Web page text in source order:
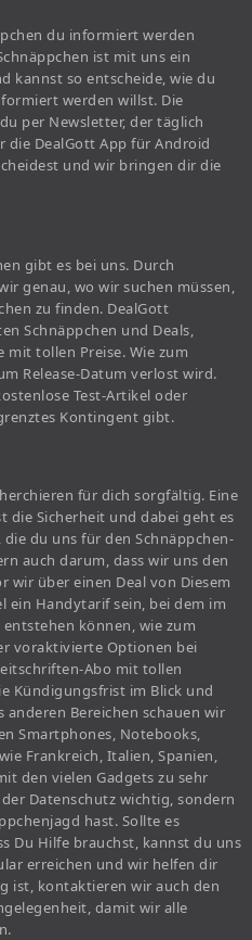
du informiert werden
ist mit uns ein
kannst so entscheide, wie du
werden willst. Die
per Newsletter, der täglich
die DealGott App für Android
und wir bringen dir die
gibt es bei uns. Durch
genau, wo wir suchen müssen,
zu finden. DealGott
Schnäppchen und Deals,
mit tollen Preise. Wie zum
Release-Datum verlost wird.
Test-Artikel oder
Kontingent gibt.
für dich sorgfältig. Eine
die Sicherheit und dabei geht es
du uns für den Schnäppchen-
auch darum, dass wir uns den
wir über einen Deal von Diesem
ein Handytarif sein, bei dem im
können, wie zum
voraktivierte Optionen bei
Abo mit tollen
Kündigungsfrist im Blick und
anderen Bereichen schauen wir
Smartphones, Notebooks,
Frankreich, Italien, Spanien,
den vielen Gadgets zu sehr
Datenschutz wichtig, sondern
hast. Sollte es
Du Hilfe brauchst, kannst du uns
erreichen und wir helfen dir
ist, kontaktieren wir auch den
damit wir alle